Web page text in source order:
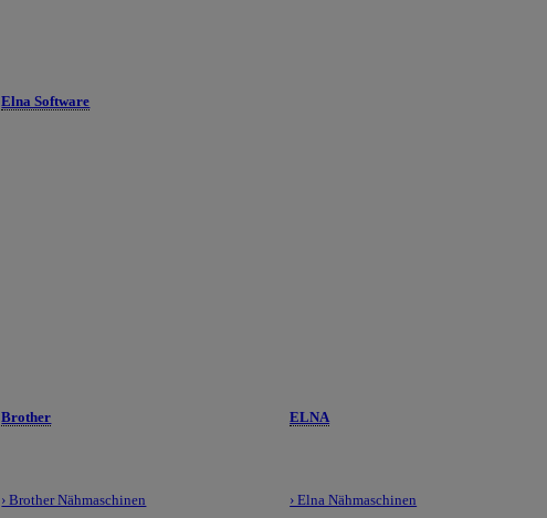
Elna Software
Brother
› Brother Nähmaschinen
ELNA
› Elna Nähmaschinen